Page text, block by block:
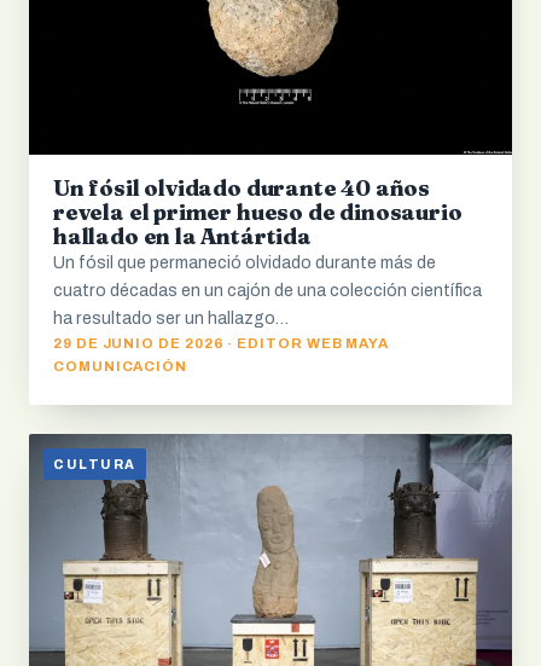
Un fósil olvidado durante 40 años
revela el primer hueso de dinosaurio
hallado en la Antártida
Un fósil que permaneció olvidado durante más de
cuatro décadas en un cajón de una colección científica
ha resultado ser un hallazgo…
29 DE JUNIO DE 2026 · EDITOR WEB MAYA
COMUNICACIÓN
CULTURA